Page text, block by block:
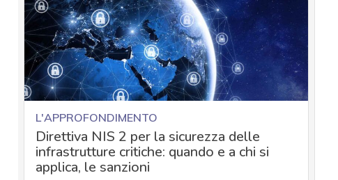
L'APPROFONDIMENTO
Direttiva NIS 2 per la sicurezza delle
infrastrutture critiche: quando e a chi si
applica, le sanzioni